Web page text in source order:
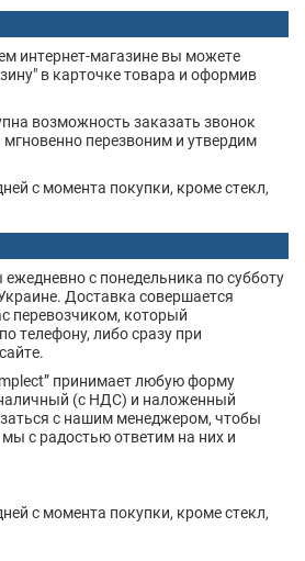
интернет-магазине вы можете
в карточке товара и оформив
возможность заказать звонок
перезвоним и утвердим
с момента покупки, кроме стекл,
с понедельника по субботу
Доставка совершается
перевозчиком, который
телефону, либо сразу при
принимает любую форму
(с НДС) и наложенный
с нашим менеджером, чтобы
с радостью ответим на них и
с момента покупки, кроме стекл,